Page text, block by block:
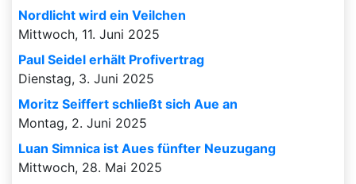
Nordlicht wird ein Veilchen
Mittwoch, 11. Juni 2025
Paul Seidel erhält Profivertrag
Dienstag, 3. Juni 2025
Moritz Seiffert schließt sich Aue an
Montag, 2. Juni 2025
Luan Simnica ist Aues fünfter Neuzugang
Mittwoch, 28. Mai 2025